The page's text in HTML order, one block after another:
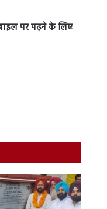
पर पढ़ने के लिए